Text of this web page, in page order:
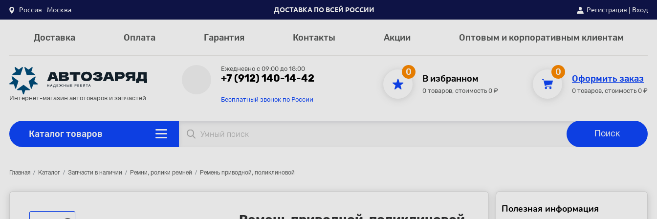
Россия - Москва ДОСТАВКА ПО ВСЕЙ РОССИИ Регистрация Вход
Доставка Оплата Гарантия Контакты Акции Оптовым и корпоративным клиентам
Интернет-магазин автотоваров и запчастей
Ежедневно с 09:00 до 18:00
+7 (912) 140-14-42
Бесплатный звонок по России
0
В избранном
0 товаров, стоимость 0 ₽
0
Оформить заказ
0 товаров, стоимость 0 ₽
Каталог товаров
Главная Каталог Запчасти в наличии Ремни, ролики ремней Ремень приводной, поликлиновой
Полезная информация